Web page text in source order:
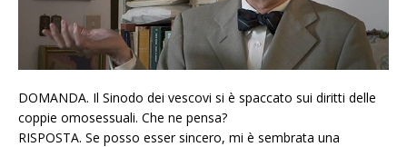
DOMANDA. Il Sinodo dei vescovi si è spaccato sui diritti delle
coppie omosessuali. Che ne pensa?
RISPOSTA. Se posso esser sincero, mi è sembrata una